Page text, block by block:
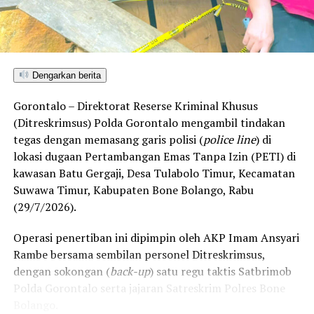
Bonepantai,” tegas Rahmat Husain.
Penolakan masif yang konsisten disuarakan warga
kerusakan lingkungan. Kehadiran industri ekstraktif di
berpotensi merusak ekosistem pesisir serta perairan
Teluk Tomini, menghancurkan daerah resapan air, dan
mengancam ruang hidup nelayan serta petani lokal.
Rencana konsultasi publik PT CBM diprediksi bakal
mendapat perlawanan ketat dari koalisi masyarakat sipil
dan warga lintas desa yang bersiap menghadang
kelestarian ruang hidup mereka.
Dengarkan berita
Gorontalo – Direktorat Reserse Kriminal Khusus
(Ditreskrimsus) Polda Gorontalo mengambil tindakan
tegas dengan memasang garis polisi (police line) di
lokasi dugaan Pertambangan Emas Tanpa Izin (PETI) di
kawasan Batu Gergaji, Desa Tulabolo Timur, Kecamatan
Suwawa Timur, Kabupaten Bone Bolango, Rabu
(29/7/2026).
Operasi penertiban ini dipimpin oleh AKP Imam Ansyari
Rambe bersama sembilan personel Ditreskrimsus,
dengan sokongan (back-up) satu regu taktis Satbrimob
Polda Gorontalo serta jajaran Satreskrim Polres Bone